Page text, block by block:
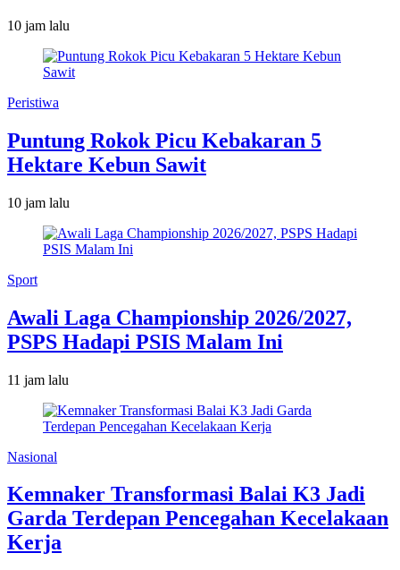
10 jam lalu
Peristiwa
Puntung Rokok Picu Kebakaran 5
Hektare Kebun Sawit
10 jam lalu
Sport
Awali Laga Championship 2026/2027,
PSPS Hadapi PSIS Malam Ini
11 jam lalu
Nasional
Kemnaker Transformasi Balai K3 Jadi
Garda Terdepan Pencegahan Kecelakaan
Kerja